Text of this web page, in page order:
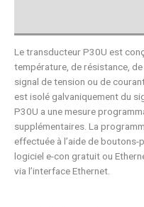
Le transducteur P30U est
température, de résistance,
signal de tension ou de
est isolé galvaniquement du
P30U a une mesure
supplémentaires. La
effectuée à l’aide de
logiciel e-con gratuit ou
via l’interface Ethernet.